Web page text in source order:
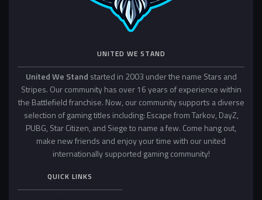
UNITED WE STAND
United We Stand started in 2003 under the name Stars and
Stripes. Our community has over 16 years of experience within
the Battlefield franchise. Now, our community supports a diverse
selection of gaming titles including: Escape from Tarkov, DayZ,
PUBG, Star Citizen, and Siege to name a few. Come hang out,
make new friends and enjoy your time with our united
internationally supported gaming community!
QUICK LINKS